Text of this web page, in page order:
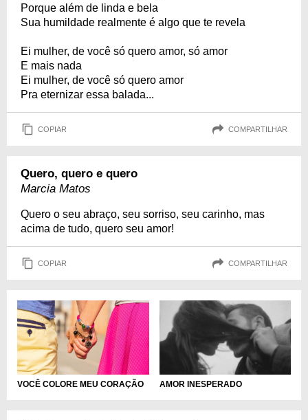
Porque além de linda e bela
Sua humildade realmente é algo que te revela
Ei mulher, de você só quero amor, só amor
E mais nada
Ei mulher, de você só quero amor
Pra eternizar essa balada...
COPIAR COMPARTILHAR
Quero, quero e quero
Marcia Matos
Quero o seu abraço, seu sorriso, seu carinho, mas
acima de tudo, quero seu amor!
COPIAR COMPARTILHAR
VOCÊ COLORE MEU CORAÇÃO AMOR INESPERADO